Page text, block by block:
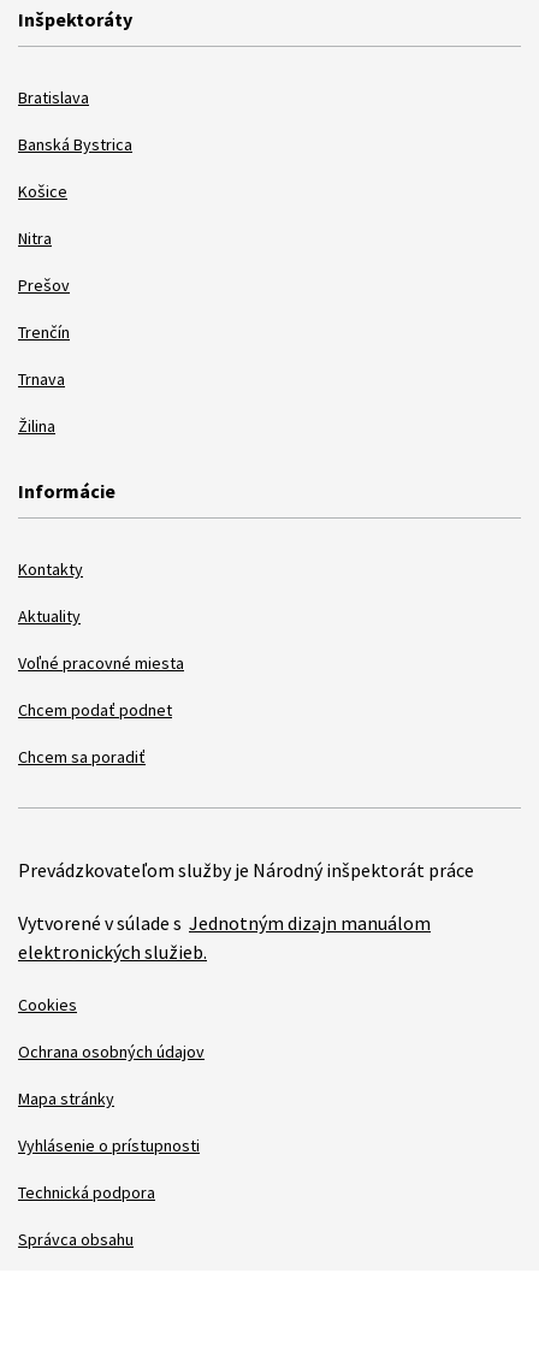
Inšpektoráty
Bratislava
Banská Bystrica
Košice
Nitra
Prešov
Trenčín
Trnava
Žilina
Informácie
Kontakty
Aktuality
Voľné pracovné miesta
Chcem podať podnet
Chcem sa poradiť
Prevádzkovateľom služby je Národný inšpektorát práce
Vytvorené v súlade s Jednotným dizajn manuálom
elektronických služieb.
Cookies
Ochrana osobných údajov
Mapa stránky
Vyhlásenie o prístupnosti
Technická podpora
Správca obsahu